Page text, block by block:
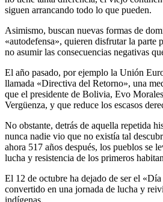
siguen arrancando todo lo que pueden.
Asimismo, buscan nuevas formas de
«autodefensa», quieren disfrutar la parte
no asumir las consecuencias negativas
El año pasado, por ejemplo la Unión
llamada «Directiva del Retorno», una
que el presidente de Bolivia, Evo
Vergüenza, y que reduce los escasos
No obstante, detrás de aquella repetida
nunca nadie vio que no existía tal
ahora 517 años después, los pueblos se
lucha y resistencia de los primeros
El 12 de octubre ha dejado de ser el
convertido en una jornada de lucha y
indígenas.